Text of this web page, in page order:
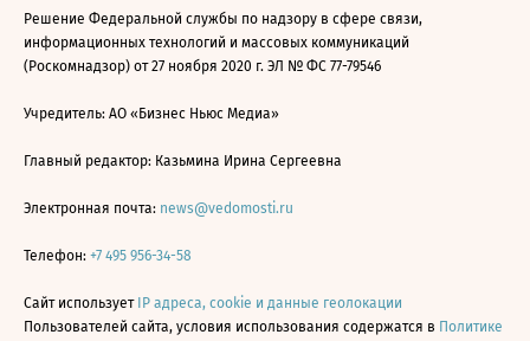
Решение Федеральной службы по надзору в сфере связи,
информационных технологий и массовых коммуникаций
(Роскомнадзор) от 27 ноября 2020 г. ЭЛ № ФС 77-79546
Учредитель: АО «Бизнес Ньюс Медиа»
Главный редактор: Казьмина Ирина Сергеевна
Электронная почта: news@vedomosti.ru
Телефон: +7 495 956-34-58
Сайт использует IP адреса, cookie и данные геолокации
Пользователей сайта, условия использования содержатся в Политике